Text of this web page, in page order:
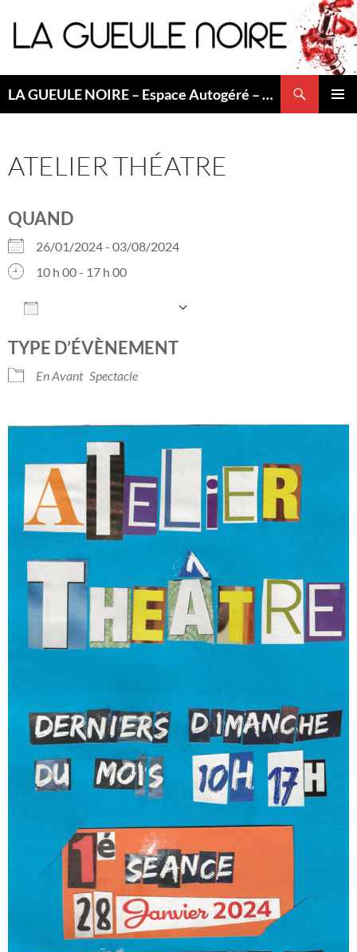
au
contenu
LA GUEULE NOIRE – Espace Autogéré – Saint Etienne
ATELIER THÉATRE
QUAND
26/01/2024 - 03/08/2024
10 h 00 - 17 h 00
TYPE D’ÉVÈNEMENT
En Avant Spectacle